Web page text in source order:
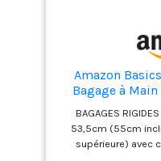
Amazon
Bagage à
Résistante aux
37,5 x
BAGAGES
53,5cm (55cm
supérieure) avec